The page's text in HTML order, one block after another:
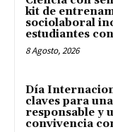
kit de
sociolaboral
estudiantes
8 Agosto, 2026
Día
claves para
responsable y
convivencia